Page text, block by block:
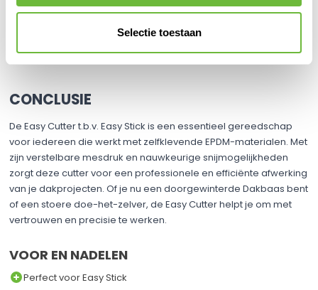
Selectie toestaan
VOOR EN NADELEN
Perfect voor Easy Stick
snijden te garanderen
Vervang het mes tijdig – Een scherp mes zorgt voor de beste
resultaten en voorkomt scheuren
CONCLUSIE
De Easy Cutter t.b.v. Easy Stick is een essentieel gereedschap
voor iedereen die werkt met zelfklevende EPDM-materialen. Met
zijn verstelbare mesdruk en nauwkeurige snijmogelijkheden
zorgt deze cutter voor een professionele en efficiënte afwerking
van je dakprojecten. Of je nu een doorgewinterde Dakbaas bent
of een stoere doe-het-zelver, de Easy Cutter helpt je om met
vertrouwen en precisie te werken.